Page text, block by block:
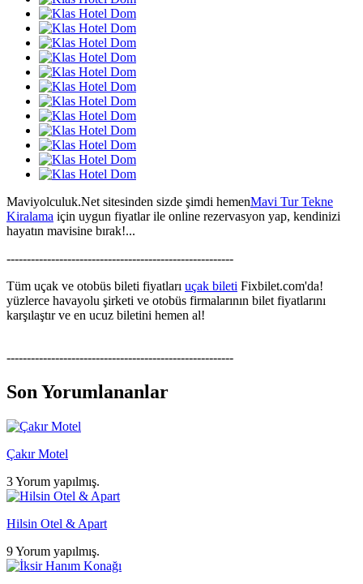
Maviyolculuk.Net sitesinden sizde şimdi hemenMavi Tur Tekne
Kiralama için uygun fiyatlar ile online rezervasyon yap, kendinizi
hayatın mavisine bırak!...
--------------------------------------------------------
Tüm uçak ve otobüs bileti fiyatları uçak bileti Fixbilet.com'da!
yüzlerce havayolu şirketi ve otobüs firmalarının bilet fiyatlarını
karşılaştır ve en ucuz biletini hemen al!
--------------------------------------------------------
Son Yorumlananlar
Çakır Motel
3 Yorum yapılmış.
Hilsin Otel & Apart
9 Yorum yapılmış.